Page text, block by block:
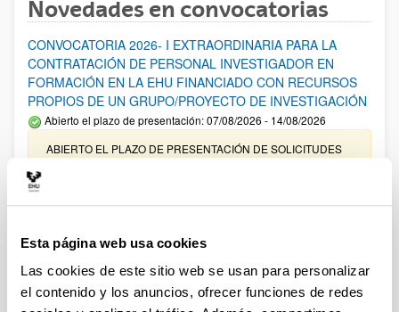
Esta página web usa cookies
Las cookies de este sitio web se usan para personalizar
el contenido y los anuncios, ofrecer funciones de redes
Novedades en convocatorias
CONVOCATORIA 2026- I EXTRAORDINARIA PARA LA
CONTRATACIÓN DE PERSONAL INVESTIGADOR EN
FORMACIÓN EN LA EHU FINANCIADO CON RECURSOS
PROPIOS DE UN GRUPO/PROYECTO DE INVESTIGACIÓN
Abierto el plazo de presentación: 07/08/2026 - 14/08/2026
ABIERTO EL PLAZO DE PRESENTACIÓN DE SOLICITUDES
Ayudas para financiación de la adquisición y renovación de
UPV/EHU 2026
Trámite abierto
25/03/2026: Corrección de errores del listado provisional de
solicitudes admitidas y excluidas. 23/03/2026: Relación